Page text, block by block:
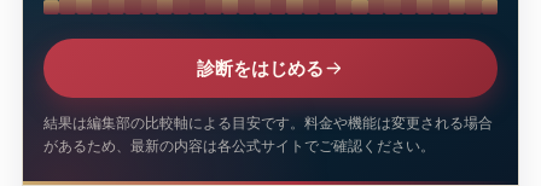
診断をはじめる
結果は編集部の比較軸による目安です。料金や機能は変更される場合
があるため、最新の内容は各公式サイトでご確認ください。